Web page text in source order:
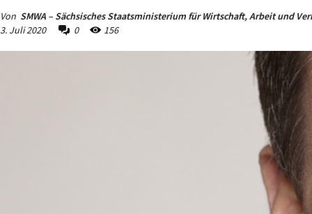
Von SMWA – Sächsisches Staatsministerium für Wirtschaft, Arbeit und
3. Juli 2020
0 156